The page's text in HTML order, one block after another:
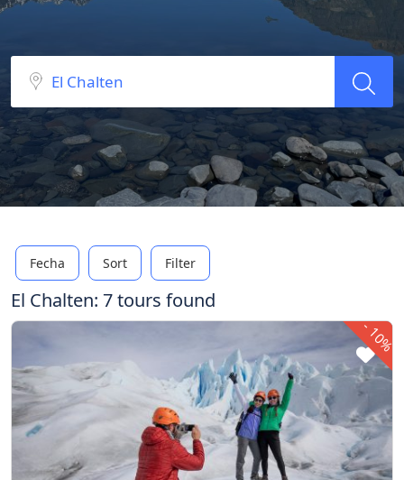
Fecha Sort Filter
El Chalten: 7 tours found
-
10%